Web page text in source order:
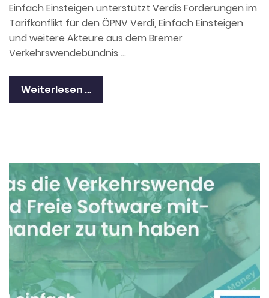
Einfach Einsteigen unterstützt Verdis Forderungen im
Tarifkonflikt für den ÖPNV Verdi, Einfach Einsteigen
und weitere Akteure aus dem Bremer
Verkehrswendebündnis …
Weiterlesen …